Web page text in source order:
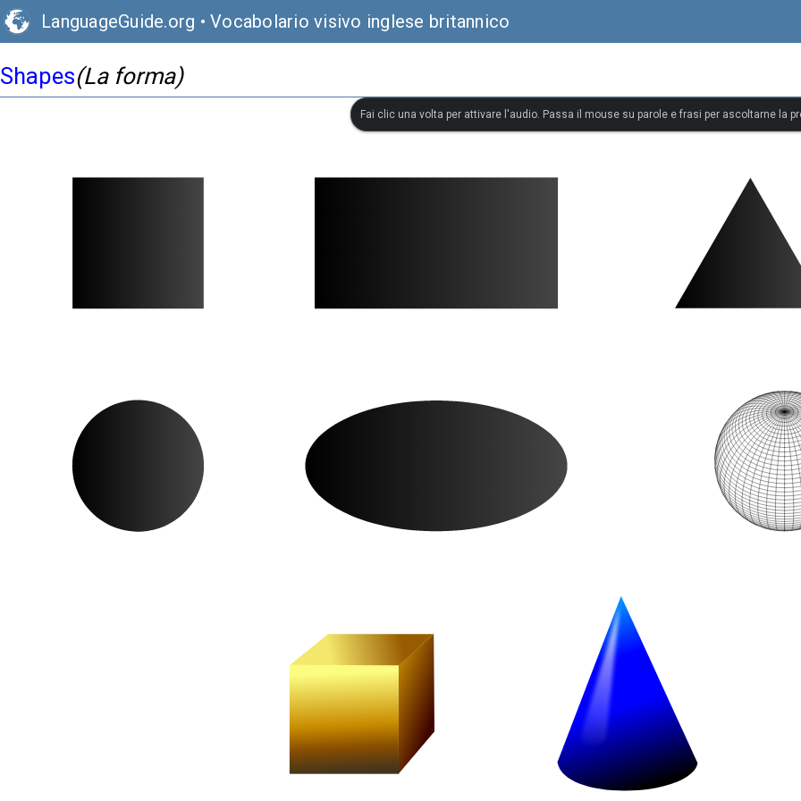
LanguageGuide.org • Vocabolario visivo inglese britannico
Shapes(La forma)
Fai clic una volta per attivare l'audio. Passa il mouse su parole e frasi per ascoltarne la